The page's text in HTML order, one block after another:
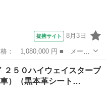
提携サイト 8月3日
グレード名： ６６０ ハ
ンドビューモニター パノ
２５０ハイウェイスタープ
）（黒本革シート…